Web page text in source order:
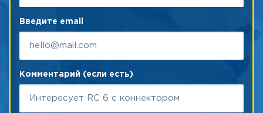
Введите email
Комментарий (если есть)